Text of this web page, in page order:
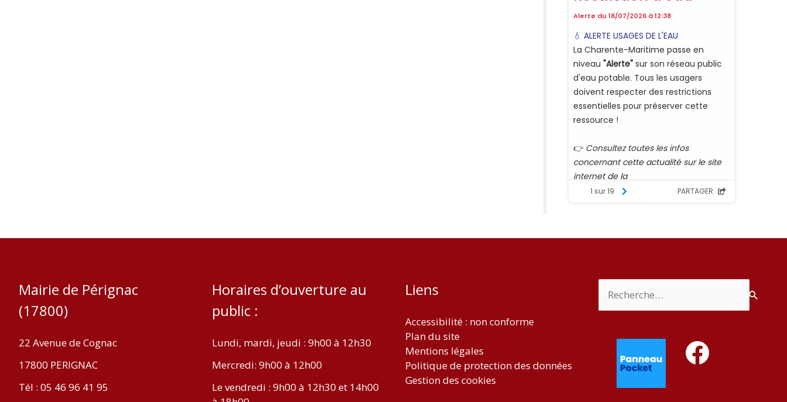
Mairie de Pérignac
(17800)
22 Avenue de Cognac
17800 PERIGNAC
Tél : 05 46 96 41 95
Horaires d’ouverture au
public :
Lundi, mardi, jeudi : 9h00 à 12h30
Mercredi: 9h00 à 12h00
Le vendredi : 9h00 à 12h30 et 14h00
Liens
Accessibilité : non conforme
Plan du site
Mentions légales
Politique de protection des données
Gestion des cookies
Facebook